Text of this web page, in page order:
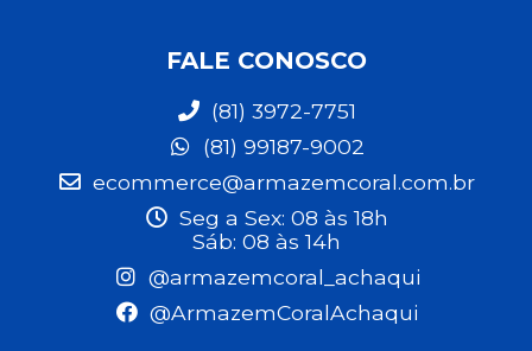
FALE CONOSCO
(81) 3972-7751
(81) 99187-9002
ecommerce@armazemcoral.com.br
Seg a Sex: 08 às 18h
Sáb: 08 às 14h
@armazemcoral_achaqui
@ArmazemCoralAchaqui